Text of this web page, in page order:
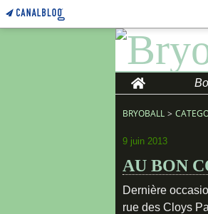
Home
BRYOBALL >
9 juin 2013
AU BON
Dernière
rue des Cloys